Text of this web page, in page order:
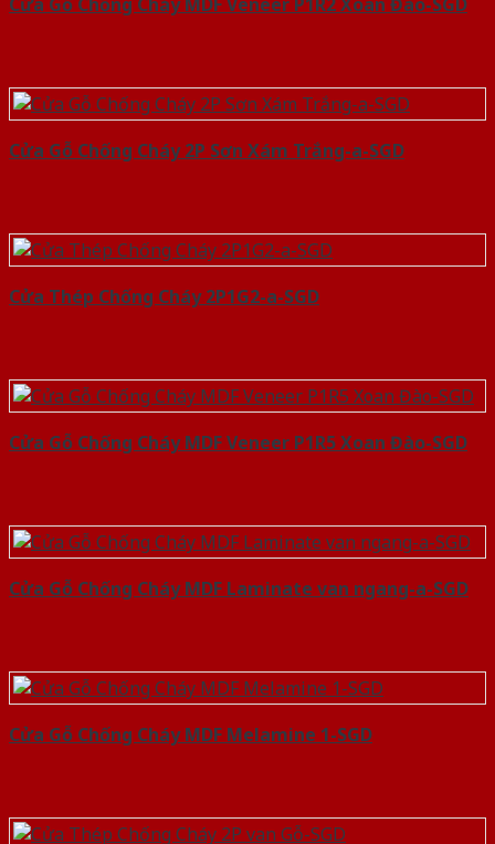
Cửa Gỗ Chống Cháy 2P Sơn Xám Trắng-a-SGD
Cửa Thép Chống Cháy 2P1G2-a-SGD
Cửa Gỗ Chống Cháy MDF Veneer P1R5 Xoan Đào-SGD
Cửa Gỗ Chống Cháy MDF Laminate van ngang-a-SGD
Cửa Gỗ Chống Cháy MDF Melamine 1-SGD